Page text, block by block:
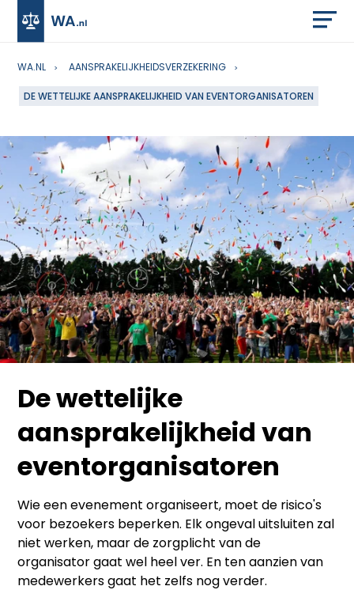
WA.NL AANSPRAKELIJKHEIDSVERZEKERING
DE WETTELIJKE AANSPRAKELIJKHEID VAN EVENTORGANISATOREN
De wettelijke
aansprakelijkheid van
eventorganisatoren
Wie een evenement organiseert, moet de risico's
voor bezoekers beperken. Elk ongeval uitsluiten zal
niet werken, maar de zorgplicht van de
organisator gaat wel heel ver. En ten aanzien van
medewerkers gaat het zelfs nog verder.